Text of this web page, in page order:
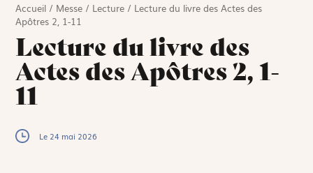
Accueil / Messe / Lecture / Lecture du livre des Actes des
Apôtres 2, 1-11
Lecture du livre des
Actes des Apôtres 2, 1-
11
Le 24 mai 2026